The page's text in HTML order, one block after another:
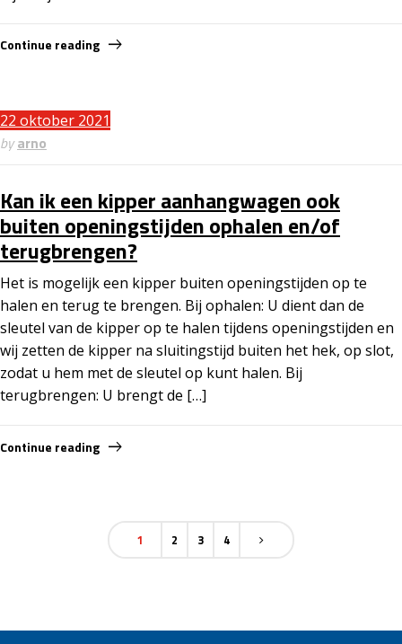
Continue reading
22 oktober 2021
byarno
Kan ik een kipper aanhangwagen ook
buiten openingstijden ophalen en/of
terugbrengen?
Het is mogelijk een kipper buiten openingstijden op te
halen en terug te brengen. Bij ophalen: U dient dan de
sleutel van de kipper op te halen tijdens openingstijden en
wij zetten de kipper na sluitingstijd buiten het hek, op slot,
zodat u hem met de sleutel op kunt halen. Bij
terugbrengen: U brengt de […]
Continue reading
1 2 3 4